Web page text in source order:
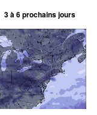
3 à 6 prochains jours